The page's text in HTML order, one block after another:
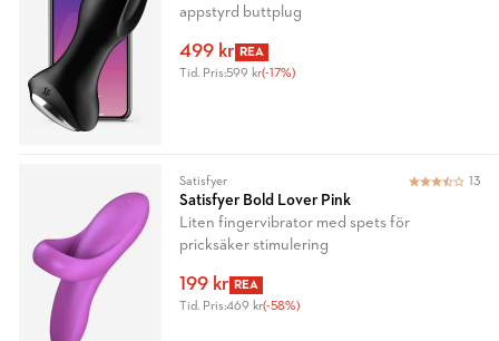
appstyrd buttplug
499 kr REA
Tid. Pris:599 kr(-17%)
13
Satisfyer
Satisfyer Bold Lover Pink
Liten fingervibrator med spets för
pricksäker stimulering
199 kr REA
Tid. Pris:469 kr(-58%)